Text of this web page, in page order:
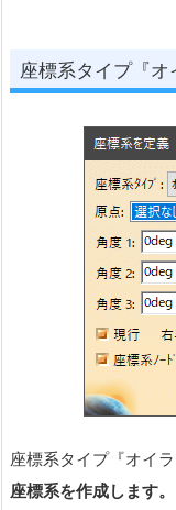
座標系タイプ『オ
座標系タイプ『オイ
座標系を作成します。